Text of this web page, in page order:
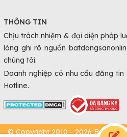
THÔNG TIN
Chịu trách nhiệm & đại diện pháp
lòng ghi rõ nguồn
chúng tôi.
Doanh nghiệp có nhu cầu đăng
Hotline.
© Copyright 2010 - 2026